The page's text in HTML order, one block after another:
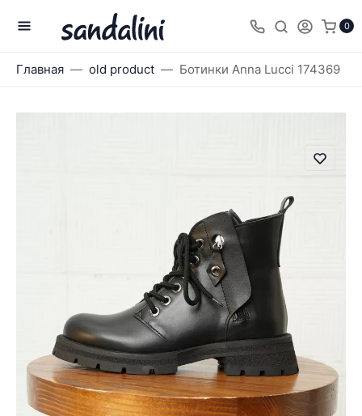
0
Главная old product Ботинки Anna Lucci 174369